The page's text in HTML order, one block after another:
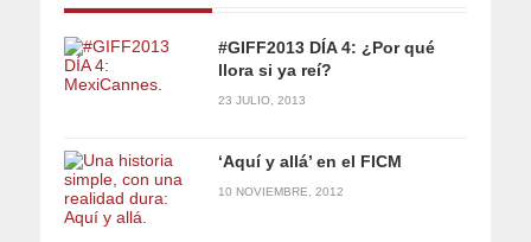
#GIFF2013 DÍA 4: ¿Por qué
llora si ya reí?
23 JULIO, 2013
‘Aquí y allá’ en el FICM
10 NOVIEMBRE, 2012